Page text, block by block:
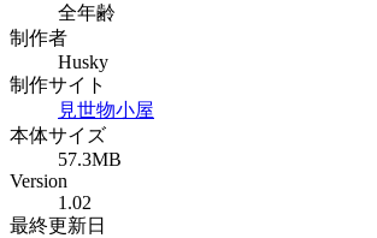
全年齢
制作者
Husky
制作サイト
見世物小屋
本体サイズ
57.3MB
Version
1.02
最終更新日